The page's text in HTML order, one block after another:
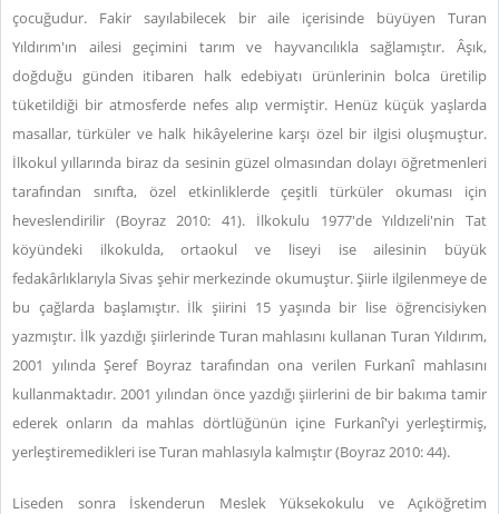
çocuğudur. Fakir sayılabilecek bir aile içerisinde büyüyen Turan
Yıldırım'ın ailesi geçimini tarım ve hayvancılıkla sağlamıştır. Âşık,
doğduğu günden itibaren halk edebiyatı ürünlerinin bolca üretilip
tüketildiği bir atmosferde nefes alıp vermiştir. Henüz küçük yaşlarda
masallar, türküler ve halk hikâyelerine karşı özel bir ilgisi oluşmuştur.
İlkokul yıllarında biraz da sesinin güzel olmasından dolayı öğretmenleri
tarafından sınıfta, özel etkinliklerde çeşitli türküler okuması için
heveslendirilir (Boyraz 2010: 41). İlkokulu 1977'de Yıldızeli'nin Tat
köyündeki ilkokulda, ortaokul ve liseyi ise ailesinin büyük
fedakârlıklarıyla Sivas şehir merkezinde okumuştur. Şiirle ilgilenmeye de
bu çağlarda başlamıştır. İlk şiirini 15 yaşında bir lise öğrencisiyken
yazmıştır. İlk yazdığı şiirlerinde Turan mahlasını kullanan Turan Yıldırım,
2001 yılında Şeref Boyraz tarafından ona verilen Furkanî mahlasını
kullanmaktadır. 2001 yılından önce yazdığı şiirlerini de bir bakıma tamir
ederek onların da mahlas dörtlüğünün içine Furkanî'yi yerleştirmiş,
yerleştiremedikleri ise Turan mahlasıyla kalmıştır (Boyraz 2010: 44).
Liseden sonra İskenderun Meslek Yüksekokulu ve Açıköğretim